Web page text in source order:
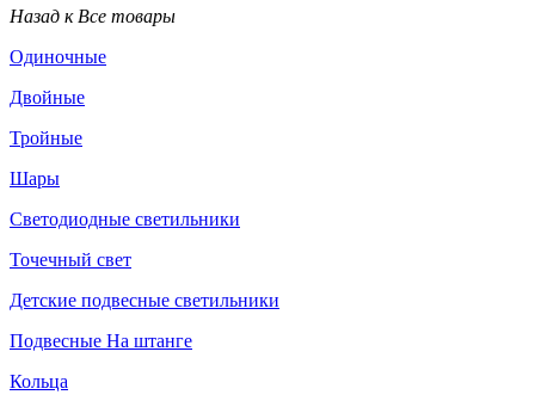
Назад к Все товары
Одиночные
Двойные
Тройные
Шары
Светодиодные светильники
Точечный свет
Детские подвесные светильники
Подвесные На штанге
Кольца